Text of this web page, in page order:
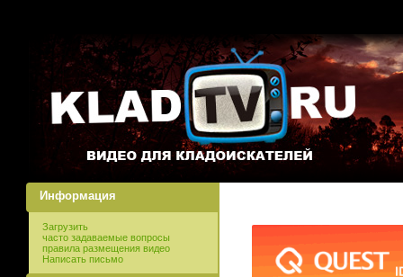
Информация
Загрузить
часто задаваемые вопросы
правила размещения видео
Написать письмо